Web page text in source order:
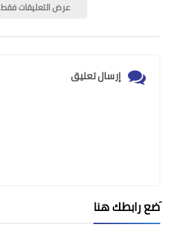
عرض التعليقات فقط
إرسال تعليق
َضع رابطك هنا